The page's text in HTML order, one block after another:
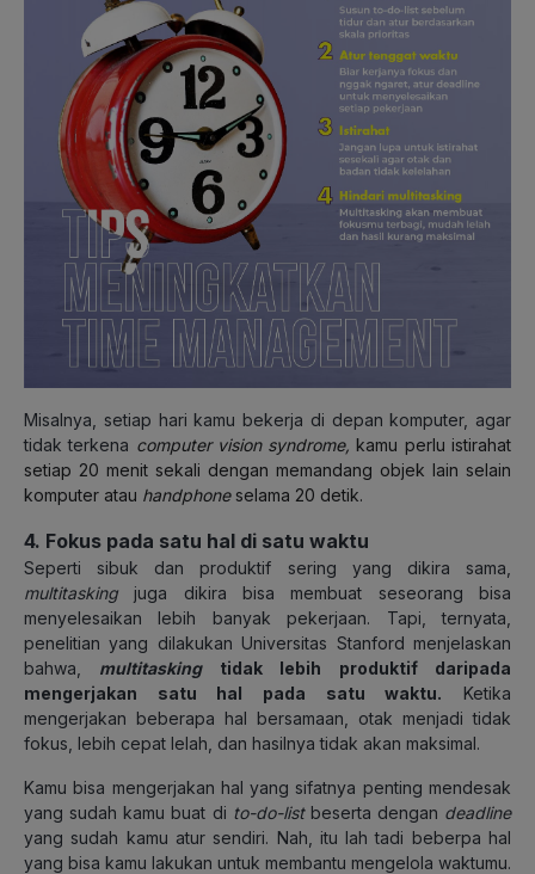
Misalnya, setiap hari kamu bekerja di depan komputer, agar
tidak terkena computer vision syndrome,kamu perlu istirahat
setiap 20 menit sekali dengan memandang objek lain selain
komputer atau handphoneselama 20 detik.
4. Fokus pada satu hal di satu waktu
Seperti sibuk dan produktif sering yang dikira sama,
multitasking juga dikira bisa membuat seseorang bisa
menyelesaikan lebih banyak pekerjaan. Tapi, ternyata,
penelitian yang dilakukan Universitas Stanford menjelaskan
bahwa, multitaskingtidak lebih produktif daripada
mengerjakan satu hal pada satu waktu. Ketika
mengerjakan beberapa hal bersamaan, otak menjadi tidak
fokus, lebih cepat lelah, dan hasilnya tidak akan maksimal.
Kamu bisa mengerjakan hal yang sifatnya penting mendesak
yang sudah kamu buat di to-do-listbeserta dengan deadline
yang sudah kamu atur sendiri. Nah, itu lah tadi beberpa hal
yang bisa kamu lakukan untuk membantu mengelola waktumu.